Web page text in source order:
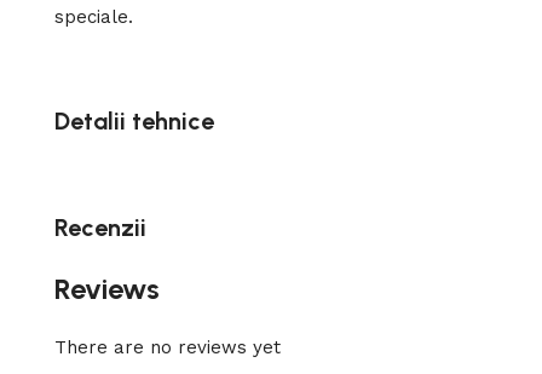
speciale.
Detalii tehnice
Recenzii
Reviews
There are no reviews yet